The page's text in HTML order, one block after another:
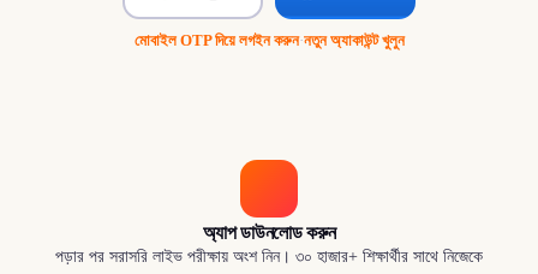
মোবাইল OTP দিয়ে লগইন করুন·নতুন অ্যাকাউন্ট খুলুন
অ্যাপ ডাউনলোড করুন
পড়ার পর সরাসরি লাইভ পরীক্ষায় অংশ নিন। ৩০ হাজার+ শিক্ষার্থীর সাথে নিজেকে